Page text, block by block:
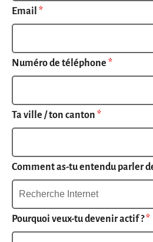
Email *
Numéro de téléphone *
Ta ville / ton canton *
Comment as-tu entendu parler
Pourquoi veux-tu devenir actif ?*